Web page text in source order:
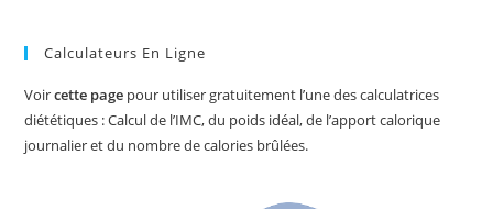
Calculateurs En Ligne
Voircette page pour utiliser gratuitement l’une des calculatrices
diététiques : Calcul de l’IMC, du poids idéal, de l’apport calorique
journalier et du nombre de calories brûlées.